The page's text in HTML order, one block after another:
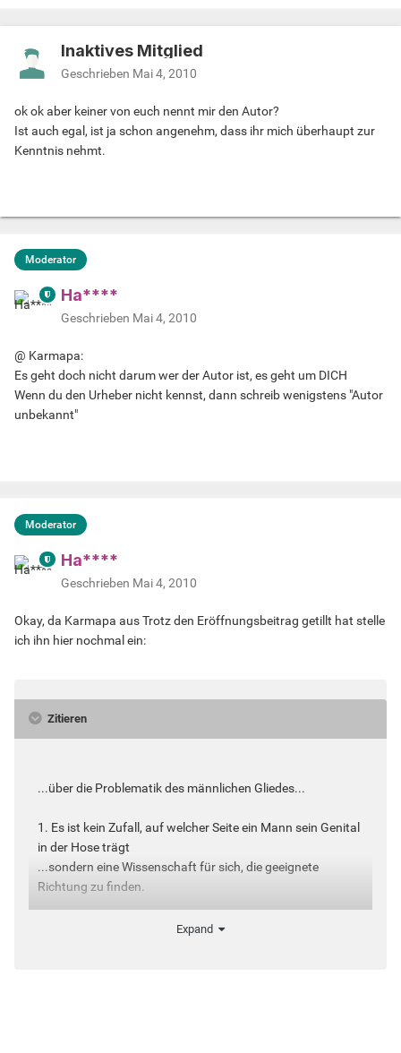
Inaktives Mitglied
Geschrieben Mai 4, 2010
ok ok aber keiner von euch nennt mir den Autor?
Ist auch egal, ist ja schon angenehm, dass ihr mich überhaupt zur
Kenntnis nehmt.
Moderator
Ha****
Geschrieben Mai 4, 2010
@ Karmapa:
Es geht doch nicht darum wer der Autor ist, es geht um DICH
Wenn du den Urheber nicht kennst, dann schreib wenigstens "Autor
unbekannt"
Moderator
Ha****
Geschrieben Mai 4, 2010
Okay, da Karmapa aus Trotz den Eröffnungsbeitrag getillt hat stelle
ich ihn hier nochmal ein:
Zitieren
...über die Problematik des männlichen Gliedes...
1. Es ist kein Zufall, auf welcher Seite ein Mann sein Genital
in der Hose trägt
...sondern eine Wissenschaft für sich, die geeignete
Richtung zu finden.
2. Das Hauptaugenmerk wird dabei auf den Penis an sich,
Expand